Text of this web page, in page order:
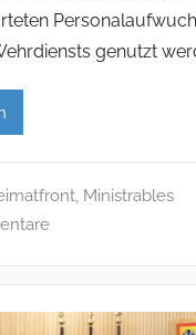
genutzt
, Ministrables